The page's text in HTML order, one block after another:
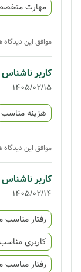
مهارت
موافق این
کاربر ناشناس
1405/02/15
هزینه مناسب
موافق این
کاربر ناشناس
1405/02/14
رفتار
کاربری
رفتار